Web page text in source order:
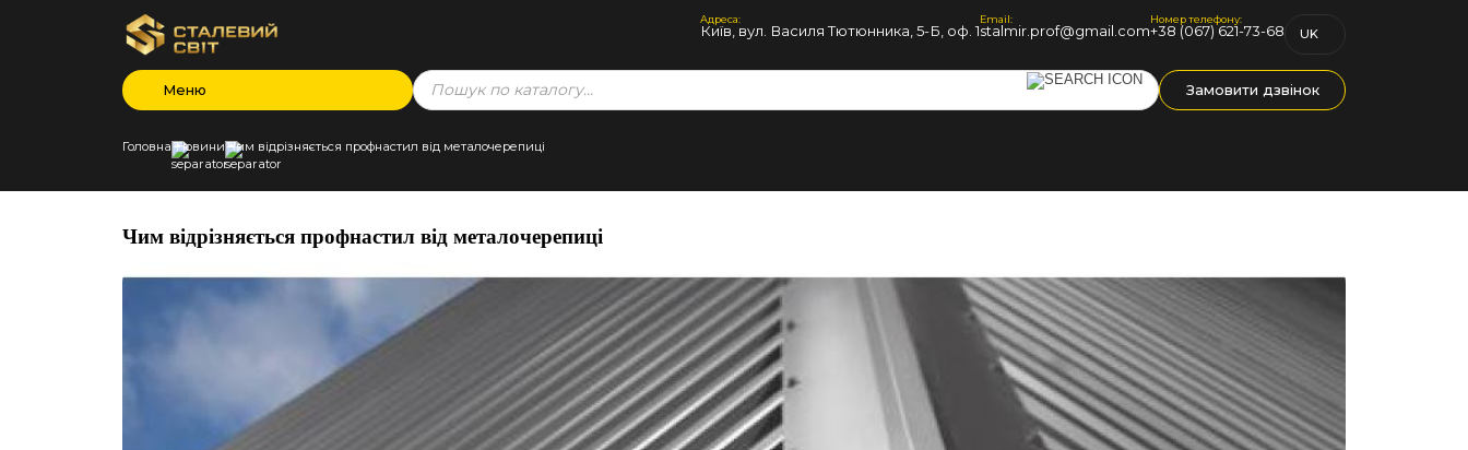
Адреса:
Київ, вул. Василя Тютюнника, 5-Б, оф. 1
Email:
stalmir.prof@gmail.com
Номер телефону:
+38 (067) 621-73-68
UK
Меню
Products
search
Замовити дзвінок
Головна Новини Чим відрізняється профнастил від металочерепиці
Чим відрізняється профнастил від металочерепиці